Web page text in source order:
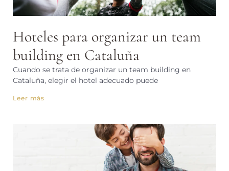
Hoteles para organizar un team
building en Cataluña
Cuando se trata de organizar un team building en
Cataluña, elegir el hotel adecuado puede
Leer más